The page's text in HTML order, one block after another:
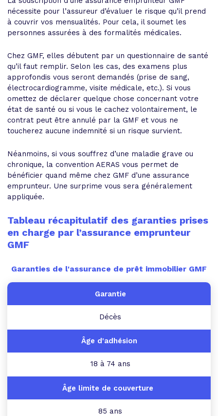
nécessite pour l’assureur d’évaluer le risque qu’il prend
à couvrir vos mensualités. Pour cela, il soumet les
personnes assurées à des formalités médicales.
Chez GMF, elles débutent par un questionnaire de santé
qu’il faut remplir. Selon les cas, des examens plus
approfondis vous seront demandés (prise de sang,
électrocardiogramme, visite médicale, etc.). Si vous
omettez de déclarer quelque chose concernant votre
état de santé ou si vous le cachez volontairement, le
contrat peut être annulé par la GMF et vous ne
toucherez aucune indemnité si un risque survient.
Néanmoins, si vous souffrez d’une maladie grave ou
chronique, la convention AERAS vous permet de
bénéficier quand même chez GMF d’une assurance
emprunteur. Une surprime vous sera généralement
appliquée.
Tableau récapitulatif des garanties prises
en charge par l’assurance emprunteur
GMF
Garanties de l'assurance de prêt immobilier GMF
Décès
18 à 74 ans
85 ans